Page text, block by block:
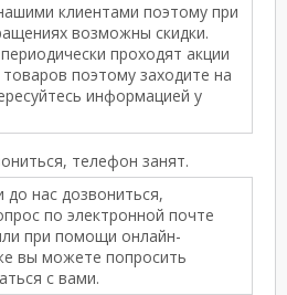
клиентами поэтому при
возможны скидки.
проходят акции
поэтому заходите на
информацией у
телефон занят.
до нас дозвониться,
по электронной почте
при помощи онлайн-
вы можете попросить
с вами.